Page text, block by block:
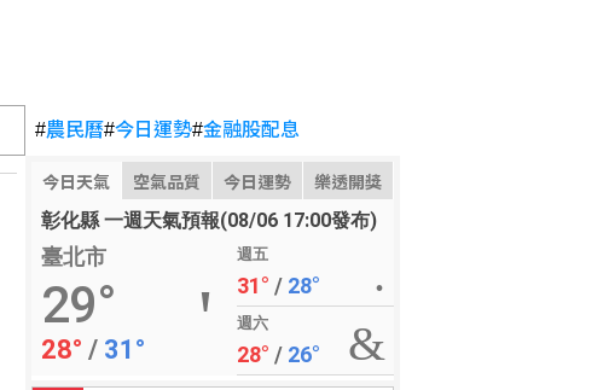
#農民曆#今日運勢#金融股配息
今日天氣 空氣品質 今日運勢 樂透開獎
彰化縣 一週天氣預報(08/06 17:00發布)
臺北市
29°
28° / 31°
週五
31° / 28°
週六
28° / 26°